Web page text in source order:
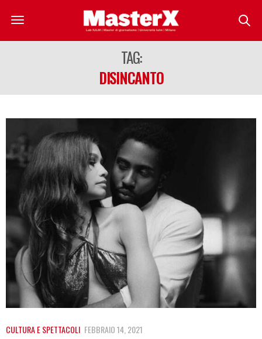
TAG:
DISINCANTO
CULTURA E SPETTACOLI FEBBRAIO 14, 2021